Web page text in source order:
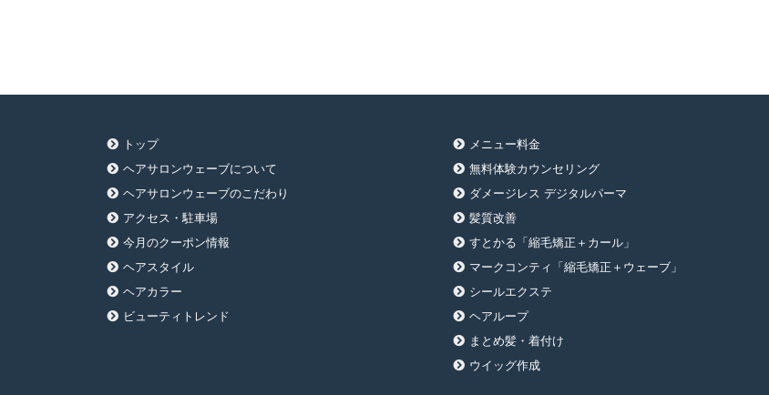
トップ
ヘアサロンウェーブについて
ヘアサロンウェーブのこだわり
アクセス・駐車場
今月のクーポン情報
ヘアスタイル
ヘアカラー
ビューティトレンド
メニュー料金
無料体験カウンセリング
ダメージレス デジタルパーマ
髪質改善
すとかる「縮毛矯正＋カール」
マークコンティ「縮毛矯正＋ウェーブ」
シールエクステ
ヘアループ
まとめ髪・着付け
ウイッグ作成